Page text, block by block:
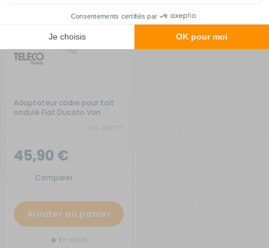
Adaptateur cadre pour toit
ondulé Fiat Ducato Van
45,90 €
Comparer
Ajouter au panier
En stock